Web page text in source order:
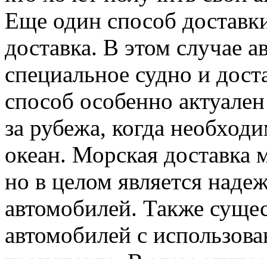
Еще один способ
доставка. В этом случае
специальное судно и
способ особенно
за рубежа, когда
океан. Морская доставка
но в целом является
автомобилей. Также
автомобилей с